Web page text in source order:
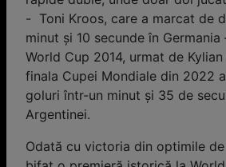
- Toni Kroos, care a marcat de
minut și 10 secunde în Germania
World Cup 2014, urmat de
finala Cupei Mondiale din 2022
goluri într-un minut și 35 de
Argentinei.
Odată cu victoria din optimile